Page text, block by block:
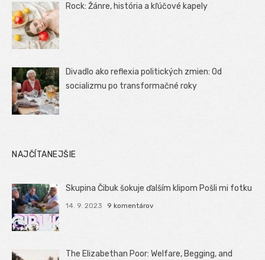
Rock: Žánre, história a kľúčové kapely
Divadlo ako reflexia politických zmien: Od
socializmu po transformačné roky
NAJČÍTANEJŠIE
Skupina Čibuk šokuje ďalším klipom Pošli mi fotku
14. 9. 2023 9 komentárov
The Elizabethan Poor: Welfare, Begging, and